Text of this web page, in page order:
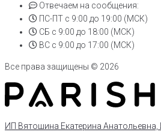
Отвечаем на сообщения:
ПС-ПТ с 9:00 до 19:00 (МСК)
СБ с 9:00 до 18:00 (МСК)
ВС с 9:00 до 17:00 (МСК)
Все права защищены © 2026
ИП Вятошина Екатерина